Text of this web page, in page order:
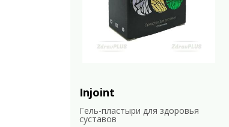
Injoint
Гель-пластыри для здоровья
суставов